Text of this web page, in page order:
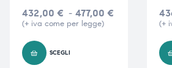
432,00 € - 477,00 €
(+ iva come per legge)
SCEGLI
(+